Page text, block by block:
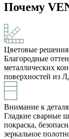
Почему
Цветовые
Благородные
металлических
поверхностей из
Внимание к
Гладкие сварные
покраска,
зеркальное